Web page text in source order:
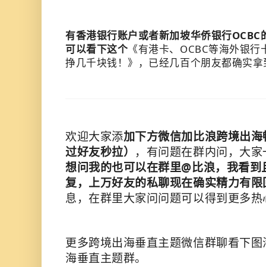
有香港银行账户或者新加坡华侨银行
可以看下这个 《有港卡、OCBC等海外银
挣几千块钱！》，已经几百个朋友都确实
欢迎大家添加下方微信加比浪跨境出
过好友秒拉） ，有问题在群内问，大
想问我的也可以在群里@比浪，我看
复，上万好友的私聊现在确实精力有
息，在群里大家问问题可以得到更多
更多跨境出海垂直主题微信群聊看下
海垂直主题群。